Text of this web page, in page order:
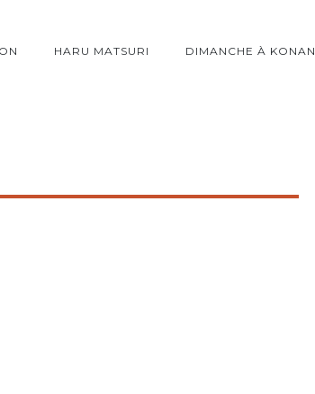
HARU MATSURI DIMANCHE À KONAN